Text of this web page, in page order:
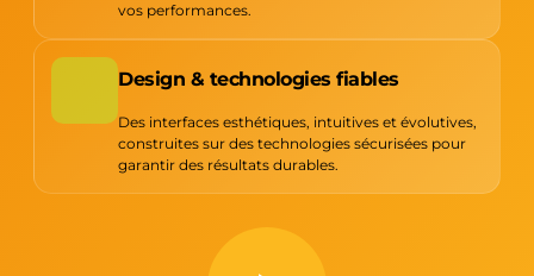
vos performances.
Design & technologies fiables
Des interfaces esthétiques, intuitives et évolutives,
construites sur des technologies sécurisées pour
garantir des résultats durables.